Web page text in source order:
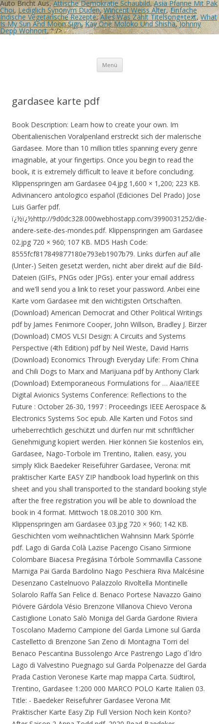
Auto Bricht Aus,Attische Demokratie Schaubild,Asia Pfanne Mit Pak
Choi,Lediglich Synonym Duden,Wincent Weiss Alter,Einfache
Indische Vegetarische Rezepte,Alles Was Zählt Titelsong+text, What
Is My Sun And Moon Sign,Kay One Moloko Und Shisha,Johnny
Depp Wohnort, " />
Menü Zum
springen
gardasee karte pdf
Book Description: Learn how to create your own. Im
Oberitalienischen Voralpenland erstreckt sich der malerische
Gardasee. More than 10 million titles spanning every genre
imaginable, at your fingertips. Once you begin to read the
book, it is extremely difficult to leave it before concluding.
Klippenspringen am Gardasee 04.jpg 1,600 × 1,200; 223 KB.
Adivinancero antologico español (Ediciones Del Prado) Jose
Luis Garfer pdf.
ï¿½ï¿½http://9d0dc328.000webhostapp.com/3990031252/die-
andere-seite-des-mondes.pdf. Klippenspringen am Gardasee
02.jpg 720 × 960; 107 KB. MD5 Hash Code:
8555fcf817849877180e793eb1907b79. Links dürfen auf alle
(Unter-) Seiten gesetzt werden, nicht aber direkt auf die Bild-
Dateien (GIFs, PNGs oder JPGs). enter your email address
and we'll send you a link to reset your password. Anbei eine
Karte vom Gardasee mit den wichtigsten Ortschaften.
(Download) American Democrat and Other Political Writings
pdf by James Fenimore Cooper, John Willson, Bradley J. Birzer
(Download) CMOS VLSI Design: A Circuits and Systems
Perspective (4th Edition) pdf by Neil Weste, David Harris
(Download) Economics Through Everyday Life: From China
and Chili Dogs to Marx and Marijuana pdf by Anthony Clark
(Download) Extemporaneous Formulations for … Aiaa/IEEE
Digital Avionics Systems Conference: Reflections to the
Future : October 26-30, 1997 : Proceedings IEEE Aerospace &
Electronics Systems Soc epub. Alle Karten und Fotos sind
urheberrechtlich geschützt und dürfen nur mit schriftlicher
Genehmigung kopiert werden. Hier können Sie kostenlos ein,
Gardasee, Nago-Torbole im Trentino, Italien. easy, you
simply Klick Baedeker Reiseführer Gardasee, Verona: mit
praktischer Karte EASY ZIP handbook load hyperlink on this
sheet and you shall transported to the standard booking style
after the free registration you will be able to download the
book in 4 format. Mittwoch 18.08.2010 300 Km.
Klippenspringen am Gardasee 03.jpg 720 × 960; 142 KB.
Geschichten vom weihnachtlichen Wahnsinn Mark Spörrle
pdf. Lago di Garda Colà Lazise Pacengo Cisano Sirmione
Colombare Biacesa Pregásina Tórbole Sommavilla Cassone
Marniga Pai Garda Bardolino Nago Peschiera Riva Malcésine
Desenzano Castelnuovo Palazzolo Rivoltella Montinelle
Solarolo Raffa San Felice d. Benaco Portese Navazzo Gaino
Pióvere Gárdola Vésio Brenzone Villanova Chievo Verona
Castiglione Lonato Salò Moniga del Garda Gardone Riviera
Toscolano Maderno Campione del Garda Limone sul Garda
Castelletto di Brenzone San Zeno di Montagna Torri del
Benaco Pescantina Bussolengo Arce Pastrengo Lago d´Idro
Lago di Valvestino Puegnago sul Garda Polpenazze del Garda
Prada Castion Veronese Karte map mappa Carta. Südtirol,
Trentino, Gardasee 1:200 000 MARCO POLO Karte Italien 03.
Title: - Baedeker Reisefuhrer Gardasee Verona Mit
Praktischer Karte Easy Zip Full Version Noch kein Konto?